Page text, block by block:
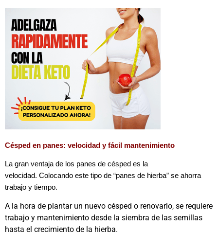
Césped en panes: velocidad y fácil mantenimiento
La gran ventaja de los panes de césped es la
velocidad. Colocando este tipo de “panes de hierba” se ahorra
trabajo y tiempo.
A la hora de plantar un nuevo césped o renovarlo, se requiere
trabajo y mantenimiento desde la siembra de las semillas
hasta el crecimiento de la hierba.